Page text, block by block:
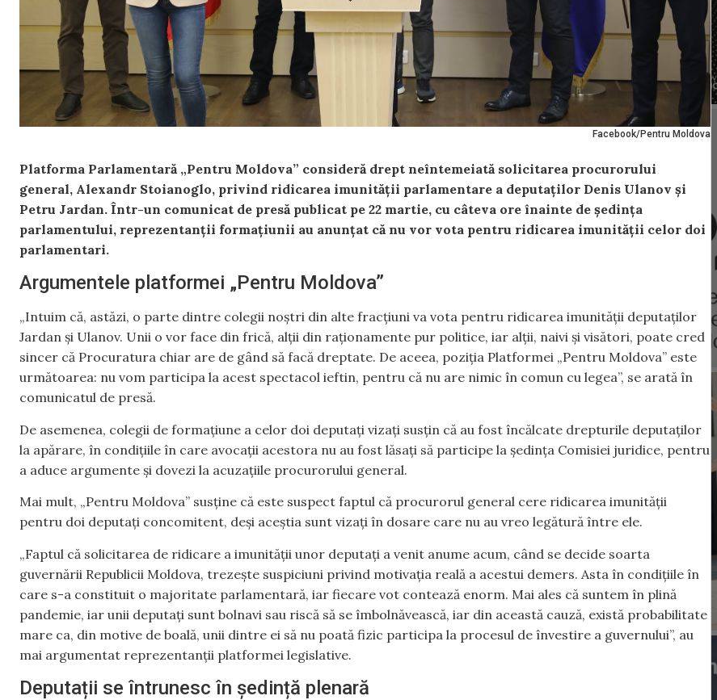
Facebook/Pentru Moldova
Platforma Parlamentară „Pentru Moldova” consideră drept neîntemeiată solicitarea procurorului
general, Alexandr Stoianoglo, privind ridicarea imunității parlamentare a deputaților Denis Ulanov și
Petru Jardan. Într-un comunicat de presă publicat pe 22 martie, cu câteva ore înainte de ședința
parlamentului, reprezentanții formațiunii au anunțat că nu vor vota pentru ridicarea imunității celor doi
parlamentari.
Argumentele platformei „Pentru Moldova”
„Intuim că, astăzi, o parte dintre colegii noștri din alte fracțiuni va vota pentru ridicarea imunității deputaților
Jardan și Ulanov. Unii o vor face din frică, alții din raționamente pur politice, iar alții, naivi și visători, poate cred
sincer că Procuratura chiar are de gând să facă dreptate. De aceea, poziția Platformei „Pentru Moldova” este
următoarea: nu vom participa la acest spectacol ieftin, pentru că nu are nimic în comun cu legea”, se arată în
comunicatul de presă.
De asemenea, colegii de formațiune a celor doi deputați vizați susțin că au fost încălcate drepturile deputaților
la apărare, în condițiile în care avocații acestora nu au fost lăsați să participe la ședința Comisiei juridice, pentru
a aduce argumente și dovezi la acuzațiile procurorului general.
Mai mult, „Pentru Moldova” susține că este suspect faptul că procurorul general cere ridicarea imunității
pentru doi deputați concomitent, deși aceștia sunt vizați în dosare care nu au vreo legătură între ele.
„Faptul că solicitarea de ridicare a imunității unor deputați a venit anume acum, când se decide soarta
guvernării Republicii Moldova, trezește suspiciuni privind motivația reală a acestui demers. Asta în condițiile în
care s-a constituit o majoritate parlamentară, iar fiecare vot contează enorm. Mai ales că suntem în plină
pandemie, iar unii deputați sunt bolnavi sau riscă să se îmbolnăvească, iar din această cauză, există probabilitate
mare ca, din motive de boală, unii dintre ei să nu poată fizic participa la procesul de învestire a guvernului”, au
mai argumentat reprezentanții platformei legislative.
Deputații se întrunesc în ședință plenară